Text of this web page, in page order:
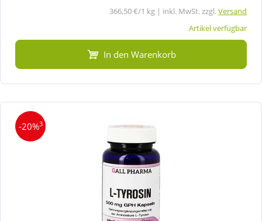
366,50 €/1 kg | inkl. MwSt. zzgl.Versand
Artikel verfügbar
In den Warenkorb
-20%3